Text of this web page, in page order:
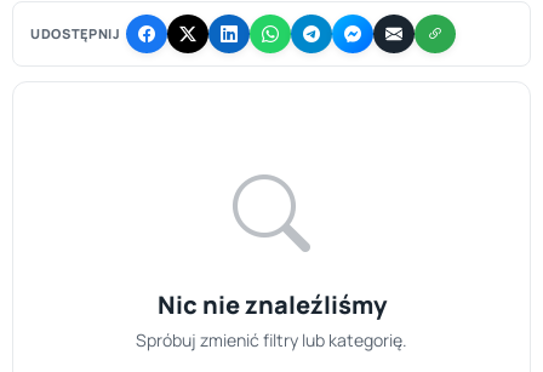
UDOSTĘPNIJ
Nic nie znaleźliśmy
Spróbuj zmienić filtry lub kategorię.